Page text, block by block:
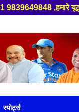
यूट्यूब चैनल को
स्पोर्ट्स